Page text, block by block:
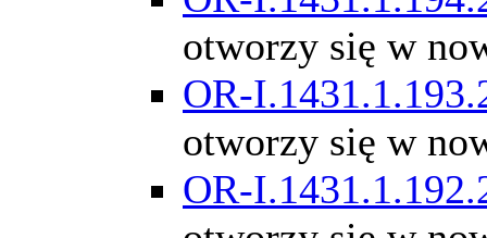
otworzy się w
OR-
otworzy się w
OR-